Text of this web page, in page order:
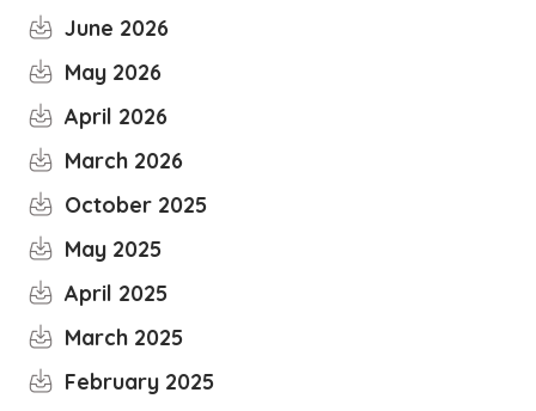
June 2026
May 2026
April 2026
March 2026
October 2025
May 2025
April 2025
March 2025
February 2025